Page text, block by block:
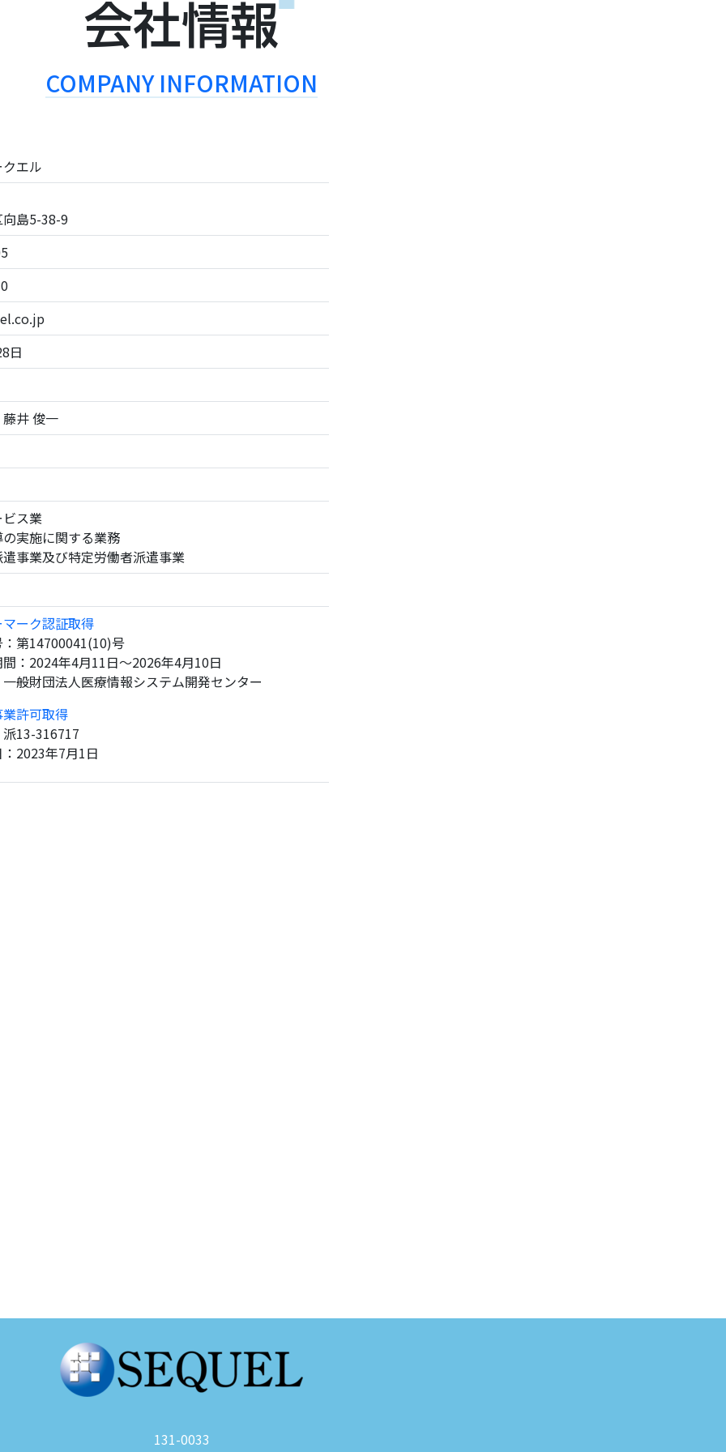
会社情報
COMPANY INFORMATION
エル
島5-38-9
日
井 俊一
ス業
実施に関する業務
事業及び特定労働者派遣事業
ーク認証取得
第14700041(10)号
：2024年4月11日～2026年4月10日
般財団法人医療情報システム開発センター
許可取得
13-316717
2023年7月1日
131-0033